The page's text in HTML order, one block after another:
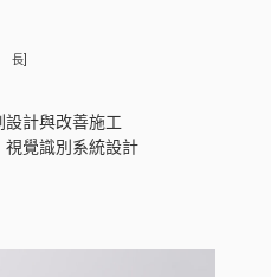
長]
計與改善施工
視覺識別系統設計